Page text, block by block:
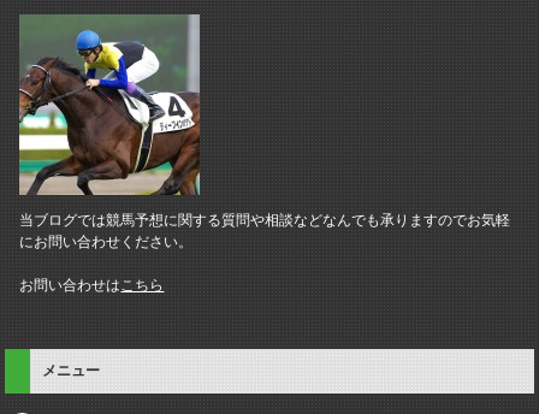
当ブログでは競馬予想に関する質問や相談などなんでも承りますのでお気軽
にお問い合わせください。
お問い合わせは こちら
メニュー